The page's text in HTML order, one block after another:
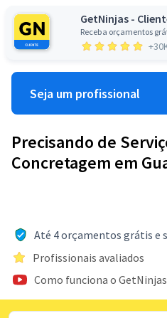
GetNinjas -
Receba orçamentos
Seja um profissional
Precisando de
Concretagem em
Até 4 orçamentos grátis e
Profissionais avaliados
Como funciona o